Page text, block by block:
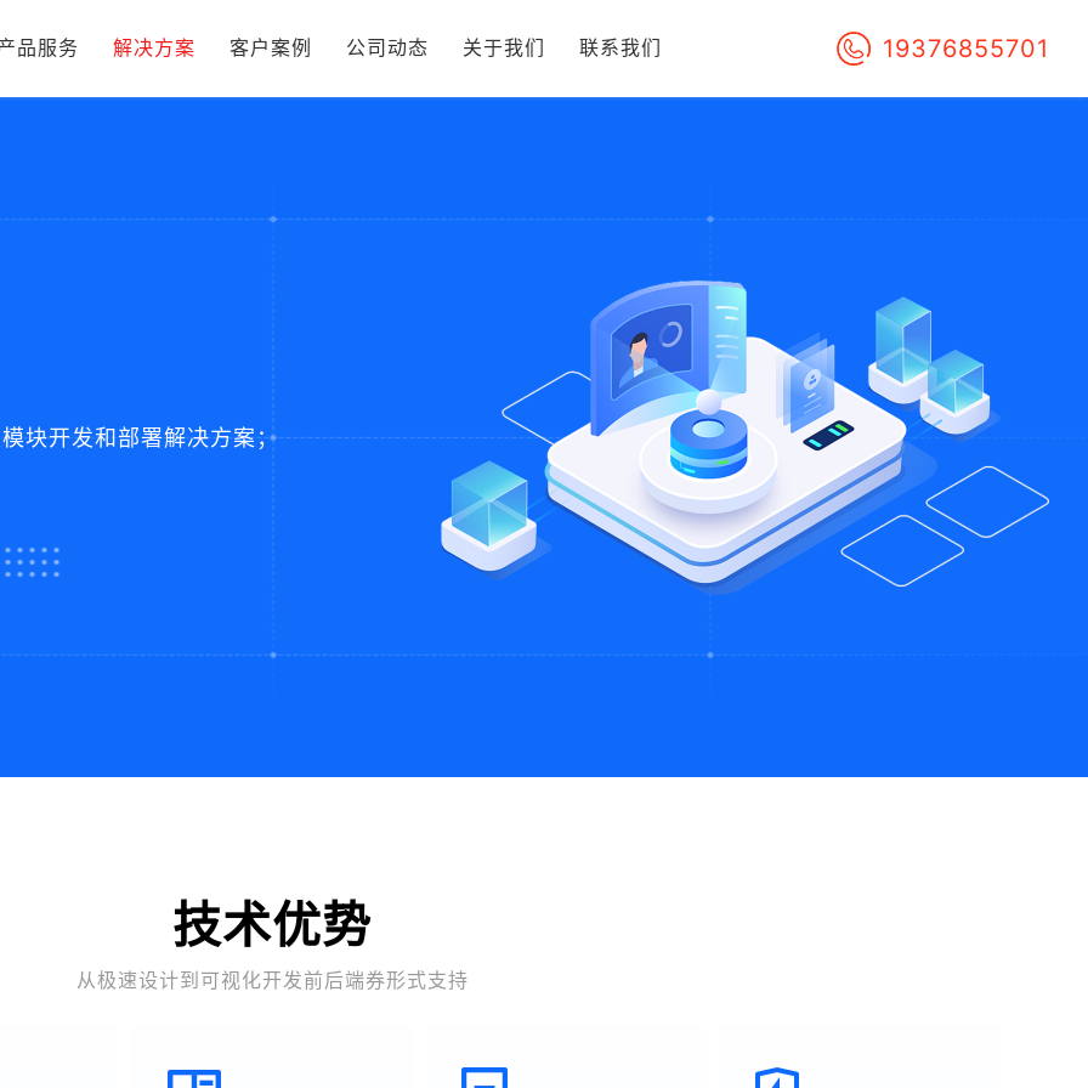
品服务 解决方案 客户案例 公司动态 关于我们 联系我们 19376855701
块开发和部署解决方案；
技术优势
从极速设计到可视化开发前后端券形式支持